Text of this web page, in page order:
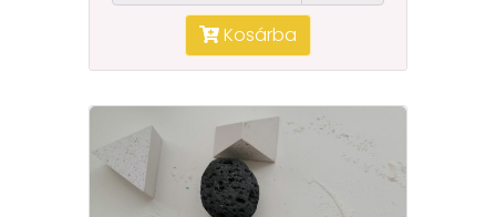
Kosárba